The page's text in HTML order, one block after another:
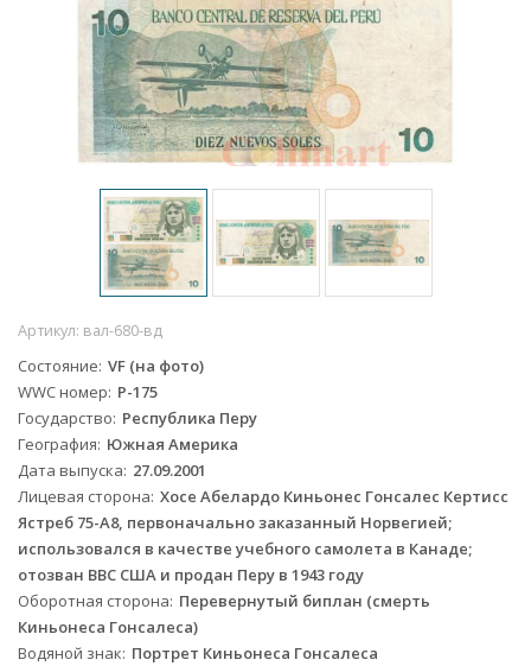
Артикул: вал-680-вд
Состояние VF (на фото)
WWC номер P-175
Государство Республика Перу
География Южная Америка
Дата выпуска 27.09.2001
Лицевая сторона Хосе Абелардо Киньонес Гонсалес Кертисс
Ястреб 75-A8, первоначально заказанный Норвегией;
использовался в качестве учебного самолета в Канаде;
отозван ВВС США и продан Перу в 1943 году
Оборотная сторона Перевернутый биплан (смерть
Киньонеса Гонсалеса)
Водяной знак Портрет Киньонеса Гонсалеса